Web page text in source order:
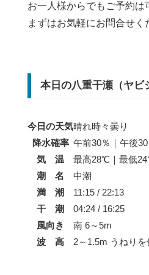
お一人様からでもご予約は
まずはお気軽にお問合せく
本日の八重干瀬（ヤビ
今日の天気晴れ時々曇り
降水確率 午前30％｜午後30
気 温
最高28℃｜最低
潮 名
中潮
満 潮
11:15 / 22:13
干 潮
04:24 / 16:25
風向き
南 6～5m
波 高
2～1.5m うねりを